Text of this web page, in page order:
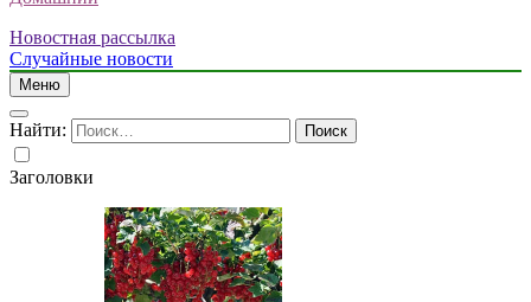
Новостная рассылка
Случайные новости
Меню
Найти:
Заголовки